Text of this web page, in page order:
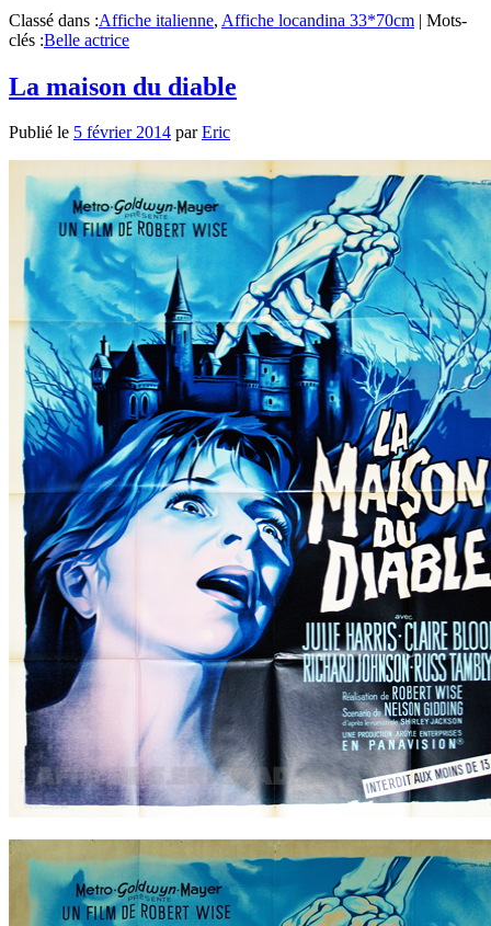
Classé dans :Affiche italienne, Affiche locandina 33*70cm | Mots-
clés :Belle actrice
La maison du diable
Publié le 5 février 2014 parEric